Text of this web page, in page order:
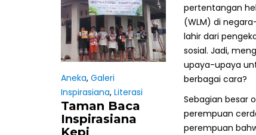
pertentangan
(WLM) di
lahir dari
sosial. Jadi,
upaya-upaya
berbagai cara?
Sebagian besar
perempuan
perempuan
Aneka, Galeri
Inspirasiana, Literasi
Taman Baca
Inspirasiana
Kepi